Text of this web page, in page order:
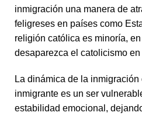
inmigración una manera de
feligreses en países como
religión católica es minoría,
desaparezca el catolicismo
La dinámica de la
inmigrante es un ser
estabilidad emocional,